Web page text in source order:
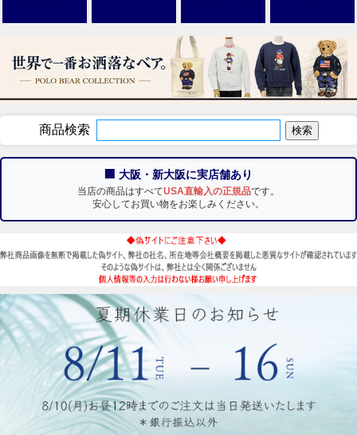
商品検索
🏢 大阪・新大阪に実店舗あり
当店の商品はすべてUSA直輸入の正規品です。
安心してお買い物をお楽しみください。